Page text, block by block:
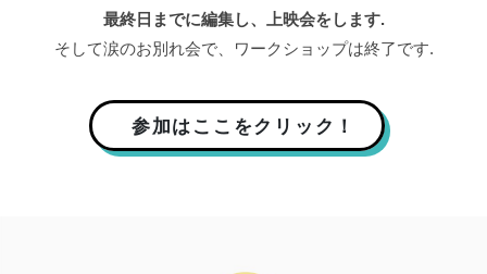
最終日までに編集し、上映会をします.
そして涙のお別れ会で、ワークショップは終了です.
参加はここをクリック！